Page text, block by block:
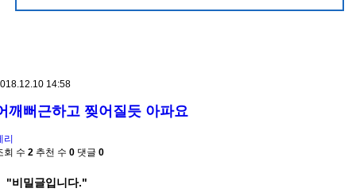
14:58
깨뻐근하고 찢어질듯 아파요
리
회 수 2 추천 수 0 댓글 0
"비밀글입니다."